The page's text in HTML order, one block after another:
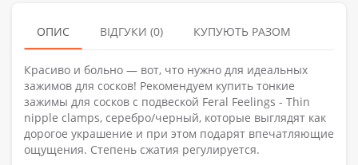
ОПИС ВІДГУКИ (0) КУПУЮТЬ РАЗОМ
Красиво и больно — вот, что нужно для идеальных
зажимов для сосков! Рекомендуем купить тонкие
зажимы для сосков с подвеской Feral Feelings - Thin
nipple clamps, серебро/черный, которые выглядят как
дорогое украшение и при этом подарят впечатляющие
ощущения. Степень сжатия регулируется.